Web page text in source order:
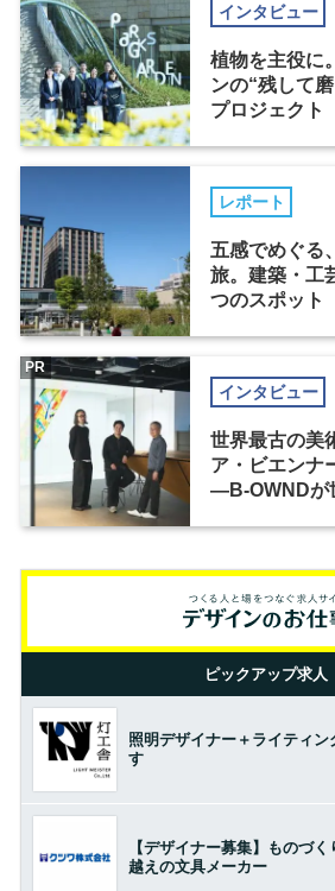
インタビュー
植物を主役に
ンの“残して
プロジェクト
レポート
五感でめぐる
旅。建築・工
つのスポット
インタビュー
世界最古の美
ア・ビエンナ
―B-OWNDが
PR
ピックアップ求人
照明デザイナー＋ライティン
す
【デザイナー募集】ものづ
越えの文具メーカー